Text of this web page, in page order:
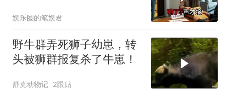
娱乐圈的笔娱君
野牛群弄死狮子幼崽，转
头被狮群报复杀了牛崽！
舒克动物记 2跟贴